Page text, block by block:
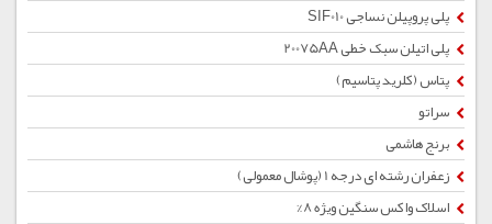
پلی پروپیلن نساجی SIF010
پلی اتیلن سبک خطی 20075AA
پتاس (کلرید پتاسیم)
سراتو
برنج هاشمی
زعفران رشته ای درجه 1 (پوشال معمولی)
اسلاک واکس سنگین ویژه 8%